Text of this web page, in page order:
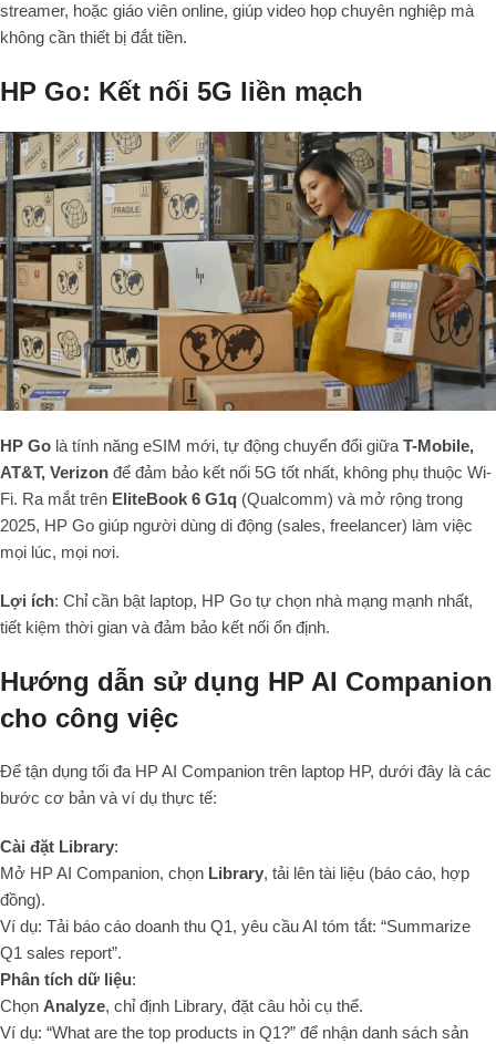
streamer, hoặc giáo viên online, giúp video họp chuyên nghiệp mà
không cần thiết bị đắt tiền.
HP Go: Kết nối 5G liền mạch
HP Go là tính năng eSIM mới, tự động chuyển đổi giữa T-Mobile,
AT&T, Verizon để đảm bảo kết nối 5G tốt nhất, không phụ thuộc Wi-
Fi. Ra mắt trên EliteBook 6 G1q (Qualcomm) và mở rộng trong
2025, HP Go giúp người dùng di động (sales, freelancer) làm việc
mọi lúc, mọi nơi.
Lợi ích: Chỉ cần bật laptop, HP Go tự chọn nhà mạng mạnh nhất,
tiết kiệm thời gian và đảm bảo kết nối ổn định.
Hướng dẫn sử dụng HP AI Companion
cho công việc
Để tận dụng tối đa HP AI Companion trên laptop HP, dưới đây là các
bước cơ bản và ví dụ thực tế:
Cài đặt Library:
Mở HP AI Companion, chọn Library, tải lên tài liệu (báo cáo, hợp
đồng).
Ví dụ: Tải báo cáo doanh thu Q1, yêu cầu AI tóm tắt: “Summarize
Q1 sales report”.
Phân tích dữ liệu:
Chọn Analyze, chỉ định Library, đặt câu hỏi cụ thể.
Ví dụ: “What are the top products in Q1?” để nhận danh sách sản